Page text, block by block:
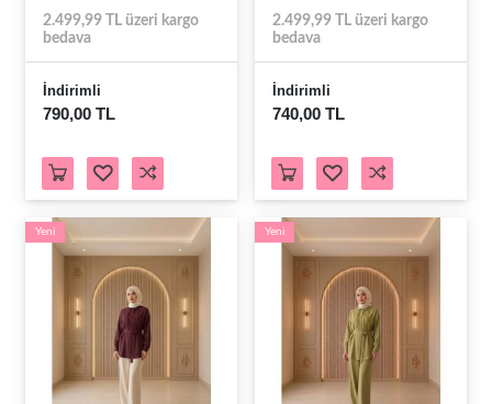
2.499,99 TL üzeri kargo
bedava
İndirimli
790,00 TL
2.499,99 TL üzeri kargo
bedava
İndirimli
740,00 TL
Yeni Yeni